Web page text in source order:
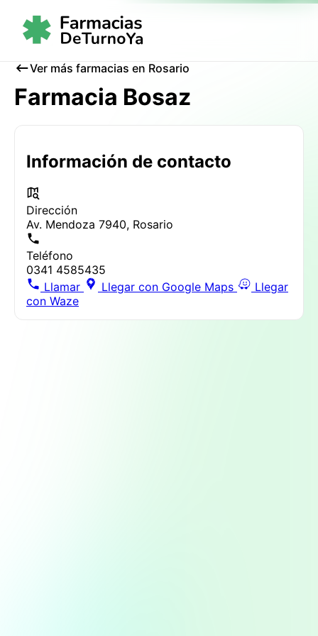
Ver más farmacias en Rosario
Farmacia Bosaz
Información de contacto
Dirección
Av. Mendoza 7940, Rosario
Teléfono
0341 4585435
Llamar
Llegar con Google Maps
Llegar
con Waze